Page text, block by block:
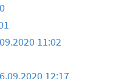
11:02
12:17